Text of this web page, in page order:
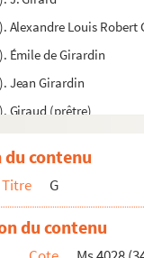
Alexandre Louis
Émile de Girardin
Jean Girardin
Giraud (prêtre)
Abbé Giraud (sous-
Charles Giraud
Joseph-Philibert
Girette (employé au
Girod ainé (de Rennes)
contenu
Titre G
du contenu